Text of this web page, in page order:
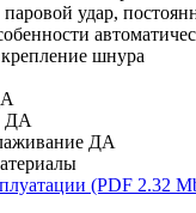
удар,
шнура
ДА
ДА
(PDF 2.32